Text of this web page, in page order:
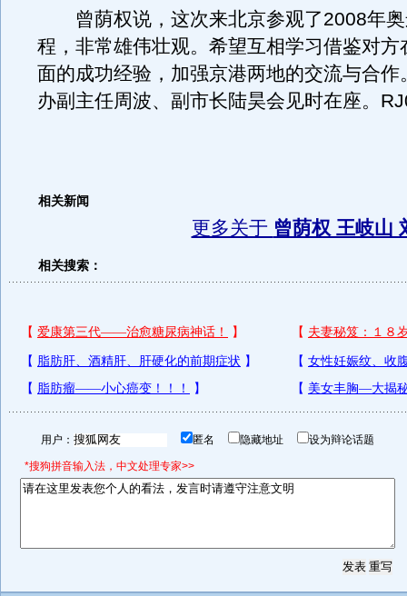
曾荫权说，这次来北京参观了2008年奥
程，非常雄伟壮观。希望互相学习借鉴对方
面的成功经验，加强京港两地的交流与合作
办副主任周波、副市长陆昊会见时在座。
相关新闻
更多关于 曾荫权 王岐山
相关搜索：
用户： 匿名 隐藏地址 设为辩论话题
*搜狗拼音输入法，中文处理专家>>